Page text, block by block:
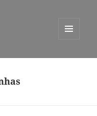
WIDGETS